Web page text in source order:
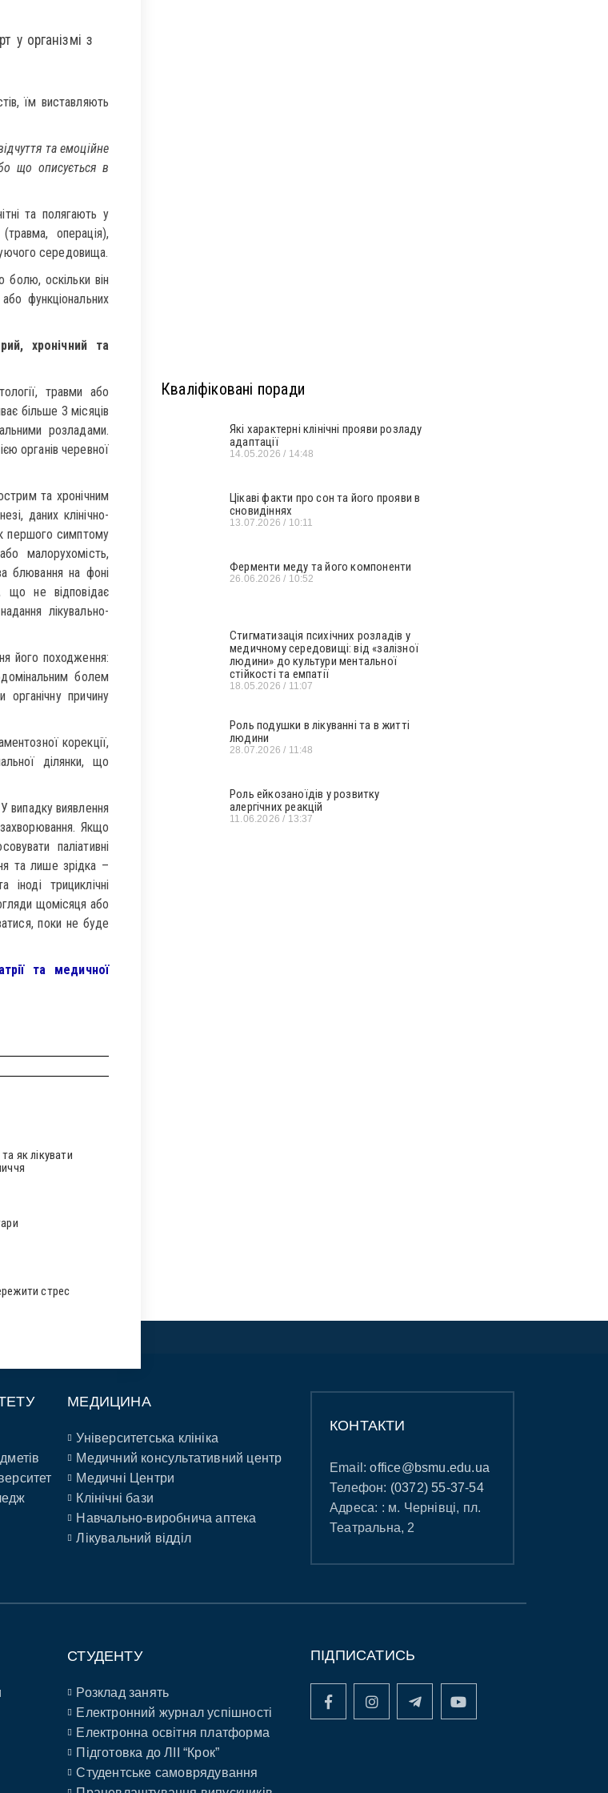
у організмі з
їм виставляють
та емоційне
що описується в
та полягають у
операція),
середовища.
болю, оскільки він
функціональних
хронічний та
травми або
більше 3 місяців
розладами.
органів черевної
та хронічним
даних клінічно-
першого симптому
малорухомість,
блювання на фоні
що не відповідає
лікувально-
його походження:
болем
причину
корекції,
ділянки, що
випадку виявлення
Якщо
паліативні
та лише зрідка –
трициклічні
щомісяця або
поки не буде
та медичної
як лікувати
стрес
Кваліфіковані поради
Які характерні клінічні прояви розладу
адаптації
14.05.2026 14:48
Цікаві факти про сон та його прояви в
сновидіннях
13.07.2026 10:11
Ферменти меду та його компоненти
26.06.2026 10:52
Стигматизація психічних розладів у
медичному середовищі: від «залізної
людини» до культури ментальної
стійкості та емпатії
18.05.2026 11:07
Роль подушки в лікуванні та в житті
людини
28.07.2026 11:48
Роль ейкозаноїдів у розвитку
алергічних реакцій
11.06.2026 13:37
МЕДИЦИНА
Університетська клініка
Медичний консультативний центр
Медичні Центри
Клінічні бази
Навчально-виробнича аптека
Лікувальний відділ
КОНТАКТИ
Email:office@bsmu.edu.ua
Телефон: (0372) 55-37-54
Адреса: : м. Чернівці, пл.
Театральна, 2
СТУДЕНТУ
Розклад занять
Електронний журнал успішності
Електронна освітня платформа
Підготовка до ЛІІ “Крок”
Студентське самоврядування
ПІДПИСАТИСЬ